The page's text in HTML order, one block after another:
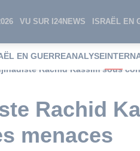
VU SUR I24NEWS ISRAËL EN
EN GUERREANALYSE
Rachid Kassim sous
Rachid
menaces